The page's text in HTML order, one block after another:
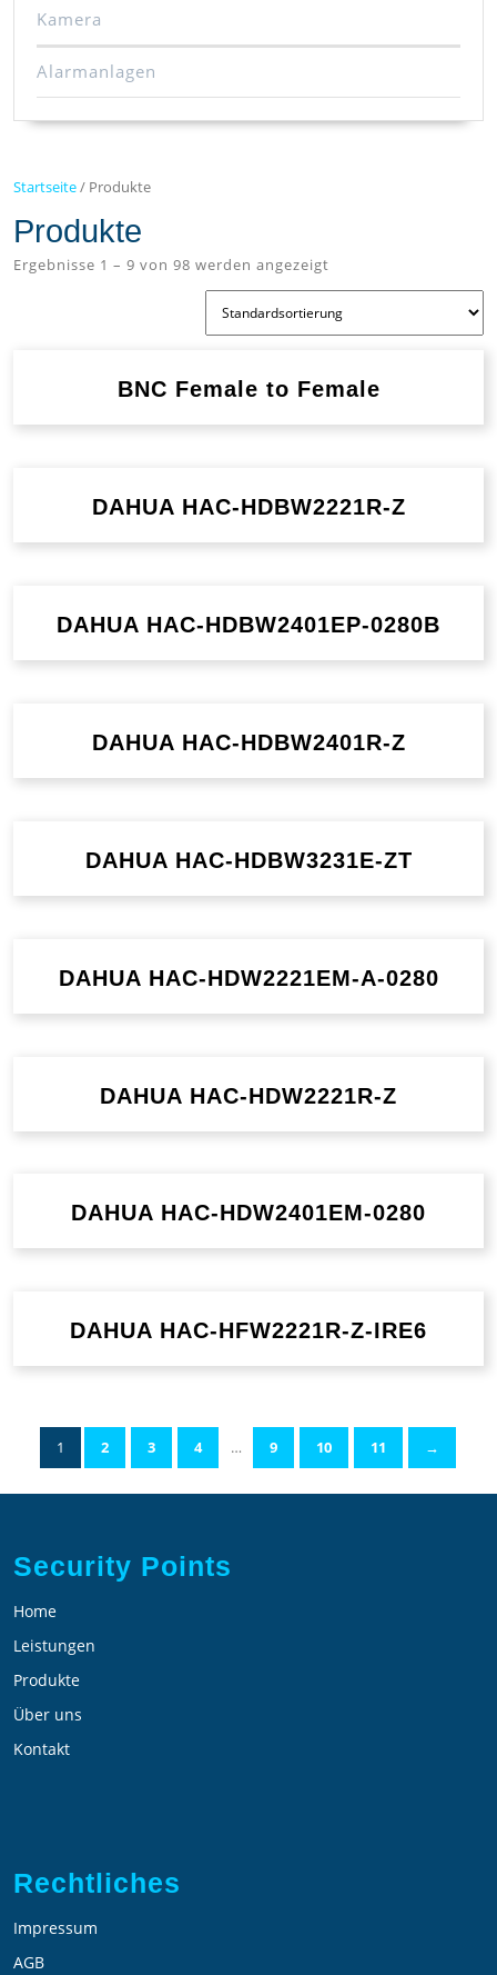
Kamera
Alarmanlagen
Startseite/ Produkte
Produkte
Ergebnisse 1 – 9 von 98 werden angezeigt
BNC Female to Female
DAHUA HAC-HDBW2221R-Z
DAHUA HAC-HDBW2401EP-0280B
DAHUA HAC-HDBW2401R-Z
DAHUA HAC-HDBW3231E-ZT
DAHUA HAC-HDW2221EM-A-0280
DAHUA HAC-HDW2221R-Z
DAHUA HAC-HDW2401EM-0280
DAHUA HAC-HFW2221R-Z-IRE6
1 2 3 4 … 9 10 11 →
Security Points
Home
Leistungen
Produkte
Über uns
Kontakt
Rechtliches
Impressum
AGB